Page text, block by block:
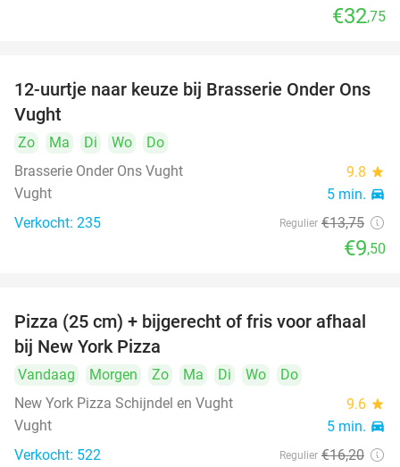
€32,75
31%
12-uurtje naar keuze bij Brasserie Onder Ons
Vught
Zo Ma Di Wo
Do
Brasserie Onder Ons Vught
9.8 star
Vught 5 min. directions_car
Verkocht: 235 Regulier €13,75
€9,50
48%
Pizza (25 cm) + bijgerecht of fris voor afhaal
bij New York Pizza
Vandaag Morgen Zo Ma Di Wo
Do
New York Pizza Schijndel en Vught
9.6 star
Vught 5 min. directions_car
Verkocht: 522 Regulier €16,20